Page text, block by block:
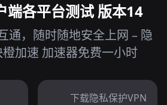
端各平台测试 版本14
通，随时随地安全上网 – 隐
加速 加速器免费一小时
下载隐私保护VPN